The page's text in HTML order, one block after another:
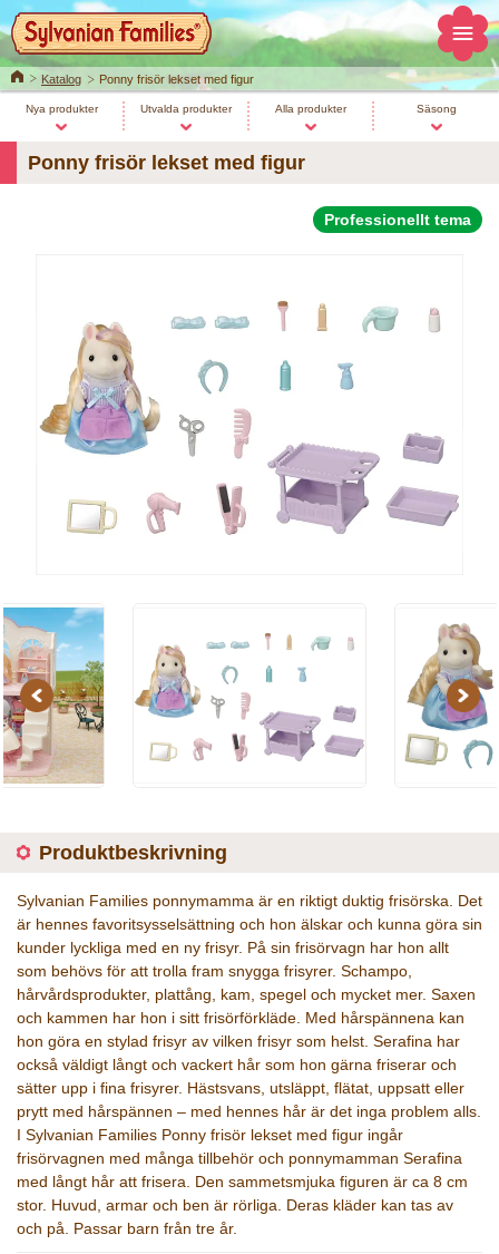
HomeKatalog Ponny frisör lekset med figur
Nya produkter Utvalda produkter Alla produkter Säsong
Ponny frisör lekset med figur
Professionellt tema
Previous Next
Produktbeskrivning
Sylvanian Families ponnymamma är en riktigt duktig frisörska. Det
är hennes favoritsysselsättning och hon älskar och kunna göra sin
kunder lyckliga med en ny frisyr. På sin frisörvagn har hon allt
som behövs för att trolla fram snygga frisyrer. Schampo,
hårvårdsprodukter, plattång, kam, spegel och mycket mer. Saxen
och kammen har hon i sitt frisörförkläde. Med hårspännena kan
hon göra en stylad frisyr av vilken frisyr som helst. Serafina har
också väldigt långt och vackert hår som hon gärna friserar och
sätter upp i fina frisyrer. Hästsvans, utsläppt, flätat, uppsatt eller
prytt med hårspännen – med hennes hår är det inga problem alls.
I Sylvanian Families Ponny frisör lekset med figur ingår
frisörvagnen med många tillbehör och ponnymamman Serafina
med långt hår att frisera. Den sammetsmjuka figuren är ca 8 cm
stor. Huvud, armar och ben är rörliga. Deras kläder kan tas av
och på. Passar barn från tre år.